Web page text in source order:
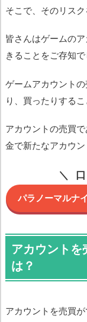
そこで、そのリス
皆さんはゲームの
きることをご存知で
ゲームアカウント
り、買ったりするこ
アカウントの売買
金で新たなアカウン
パラノーマルナ
アカウント
は？
アカウントを売買